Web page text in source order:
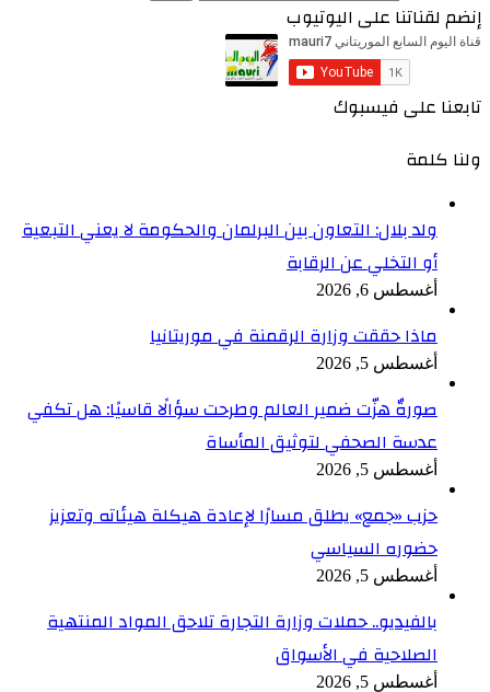
إنضم لقناتنا على اليوتيوب
تابعنا على فيسبوك
ولنا كلمة
ولد بلال: التعاون بين البرلمان والحكومة لا يعني التبعية
أو التخلي عن الرقابة
أغسطس 6, 2026
ماذا حققت وزارة الرقمنة في موريتانيا
أغسطس 5, 2026
صورةٌ هزّت ضمير العالم وطرحت سؤالًا قاسيًا: هل تكفي
عدسة الصحفي لتوثيق المأساة
أغسطس 5, 2026
حزب «جمع» يطلق مسارًا لإعادة هيكلة هيئاته وتعزيز
حضوره السياسي
أغسطس 5, 2026
بالفيديو.. حملات وزارة التجارة تلاحق المواد المنتهية
الصلاحية في الأسواق
أغسطس 5, 2026